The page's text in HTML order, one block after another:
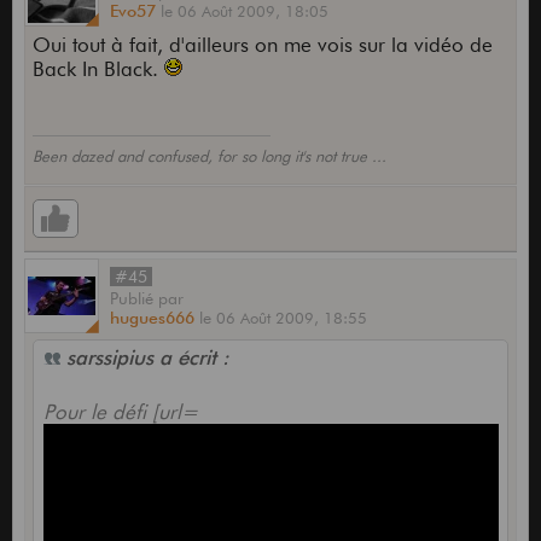
Evo57 le 06 Août 2009, 18:05
Oui tout à fait, d'ailleurs on me vois sur la vidéo de
Back In Black.
Been dazed and confused, for so long it's not true ...
#45
Publié par
hugues666 le 06 Août 2009, 18:55
sarssipius a écrit :
Pour le défi [url=